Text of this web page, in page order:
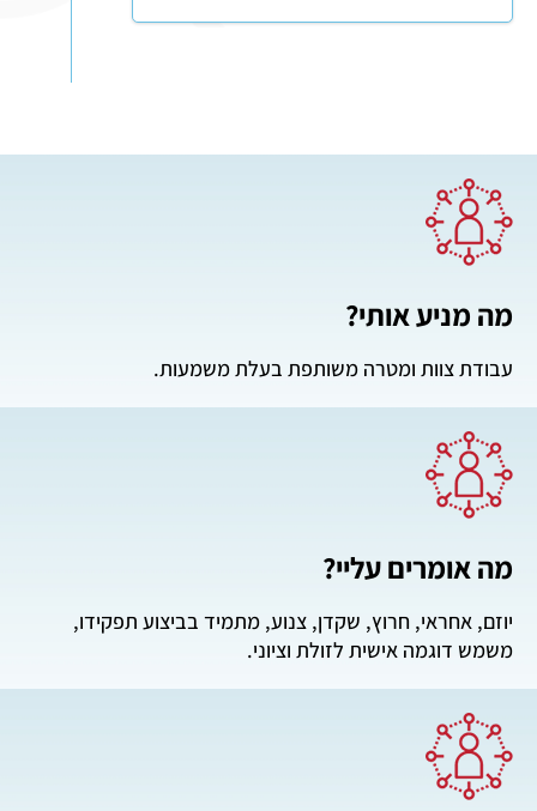
מה מניע אותי?
עבודת צוות ומטרה משותפת בעלת משמעות.
מה אומרים עליי?
יוזם, אחראי, חרוץ, שקדן, צנוע, מתמיד בביצוע תפקידו,
משמש דוגמה אישית לזולת וציוני.